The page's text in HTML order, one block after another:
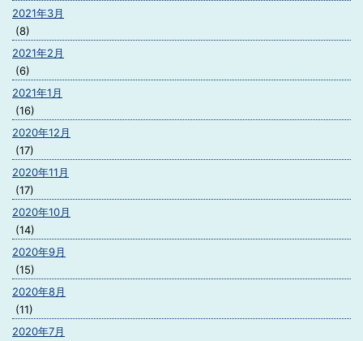
2021年3月
(8)
2021年2月
(6)
2021年1月
(16)
2020年12月
(17)
2020年11月
(17)
2020年10月
(14)
2020年9月
(15)
2020年8月
(11)
2020年7月